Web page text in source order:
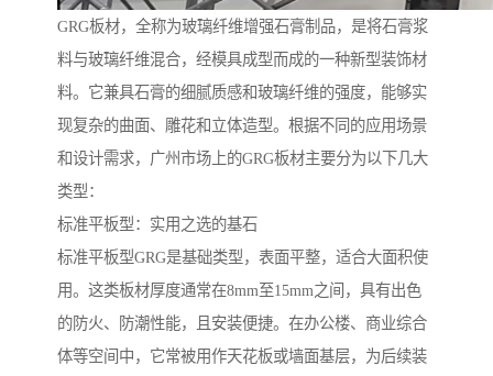
GRG板材，全称为玻璃纤维增强石膏制品，是将石膏浆
料与玻璃纤维混合，经模具成型而成的一种新型装饰材
料。它兼具石膏的细腻质感和玻璃纤维的强度，能够实
现复杂的曲面、雕花和立体造型。根据不同的应用场景
和设计需求，广州市场上的GRG板材主要分为以下几大
类型：
标准平板型：实用之选的基石
标准平板型GRG是基础类型，表面平整，适合大面积使
用。这类板材厚度通常在8mm至15mm之间，具有出色
的防火、防潮性能，且安装便捷。在办公楼、商业综合
体等空间中，它常被用作天花板或墙面基层，为后续装